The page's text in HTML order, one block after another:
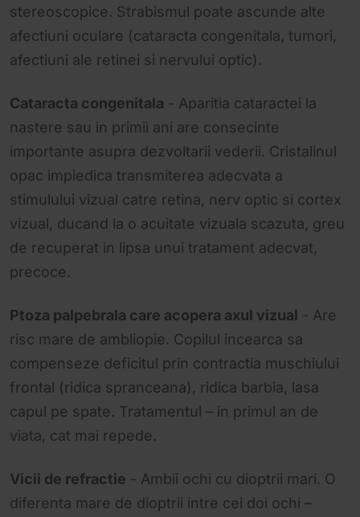
stereoscopice. Strabismul poate ascunde alte
afectiuni oculare (cataracta congenitala, tumori,
afectiuni ale retinei si nervului optic).
Cataracta congenitala - Aparitia cataractei la
nastere sau in primii ani are consecinte
importante asupra dezvoltarii vederii. Cristalinul
opac impiedica transmiterea adecvata a
stimulului vizual catre retina, nerv optic si cortex
vizual, ducand la o acuitate vizuala scazuta, greu
de recuperat in lipsa unui tratament adecvat,
precoce.
Ptoza palpebrala care acopera axul vizual - Are
risc mare de ambliopie. Copilul incearca sa
compenseze deficitul prin contractia muschiului
frontal (ridica spranceana), ridica barbia, lasa
capul pe spate. Tratamentul – in primul an de
viata, cat mai repede.
Vicii de refractie - Ambii ochi cu dioptrii mari. O
diferenta mare de dioptrii intre cei doi ochi –